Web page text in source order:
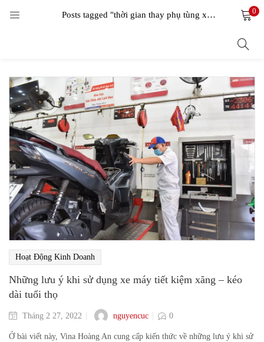
Posts tagged "thời gian thay phụ tùng xe máy" 0
Hoạt Động Kinh Doanh
Những lưu ý khi sử dụng xe máy tiết kiệm xăng – kéo
dài tuổi thọ
Tháng 2 27, 2022 nguyencuc 0
Ở bài viết này, Vina Hoàng An cung cấp kiến thức về những lưu ý khi sử
LOGIN
Remember me
Login
Lost password?